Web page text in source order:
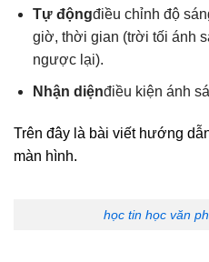
Tự độngđiều chỉnh độ
giờ, thời gian (trời tối ánh
ngược lại).
Nhận diệnđiều kiện ánh
Trên đây là bài viết hướng
màn hình.
học tin học văn